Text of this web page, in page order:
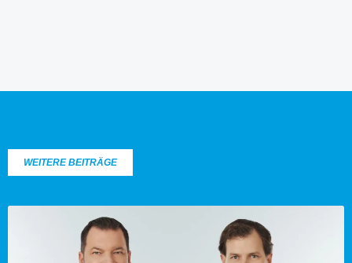
WEITERE BEITRÄGE